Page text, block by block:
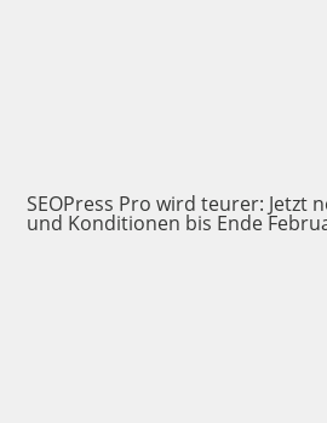
SEOPress Pro wird teurer: Jetzt
und Konditionen bis Ende